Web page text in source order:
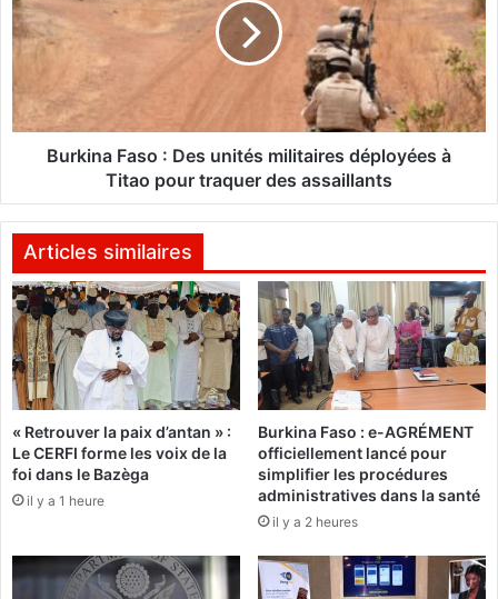
u
c
u
d
C
l
i
t
i
o
n
c
i
t
o
k
i
a
F
a
:
D
s
u
n
i
t
é
s
m
i
l
i
Burkina Faso : Des unités militaires déployées à
Titao pour traquer des assaillants
Articles similaires
« Retrouver la paix d’antan » :
Le CERFI forme les voix de la
foi dans le Bazèga
il y a 1 heure
Burkina Faso : e-AGRÉMENT
officiellement lancé pour
simplifier les procédures
administratives dans la santé
il y a 2 heures